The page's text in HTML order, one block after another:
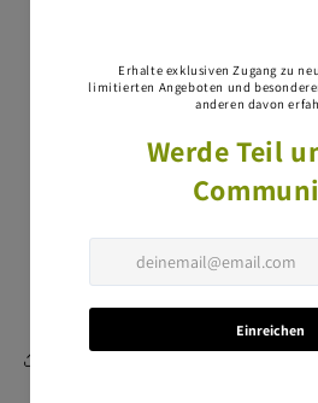
Herkunft & Herstellung
Schweizer Veredelung:
Diese Seite teilen